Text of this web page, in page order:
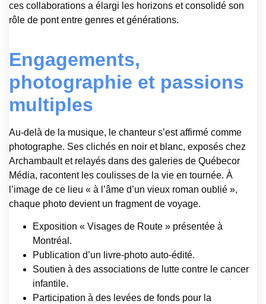
ces collaborations a élargi les horizons et consolidé son
rôle de pont entre genres et générations.
Engagements,
photographie et passions
multiples
Au-delà de la musique, le chanteur s’est affirmé comme
photographe. Ses clichés en noir et blanc, exposés chez
Archambault et relayés dans des galeries de Québecor
Média, racontent les coulisses de la vie en tournée. À
l’image de ce lieu « à l’âme d’un vieux roman oublié »,
chaque photo devient un fragment de voyage.
Exposition « Visages de Route » présentée à
Montréal.
Publication d’un livre-photo auto-édité.
Soutien à des associations de lutte contre le cancer
infantile.
Participation à des levées de fonds pour la